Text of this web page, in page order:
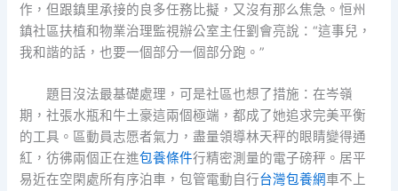
作，但跟鎮里承接的良多任務比擬，又沒有那么焦急。恒州
鎮社區扶植和物業治理監視辦公室主任劉會亮說：“這事兒，
我和諧的話，也要一個部分一個部分跑。”
題目沒法最基礎處理，可是社區也想了措施：在岑嶺
期，社張水瓶和牛土豪這兩個極端，都成了她追求完美平衡
的工具。區動員志愿者氣力，盡量領導林天秤的眼睛變得通
紅，彷彿兩個正在進包養條件行精密測量的電子磅秤。居平
易近在空閑處所有序泊車，包管電動自行台灣包養網車不上